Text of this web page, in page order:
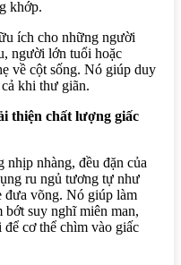
khớp.
ích cho những người
người lớn tuổi hoặc
về cột sống. Nó giúp duy
khi thư giãn.
thiện chất lượng giấc
nhịp nhàng, đều đặn của
ru ngủ tương tự như
đưa võng. Nó giúp làm
bớt suy nghĩ miên man,
cơ thể chìm vào giấc